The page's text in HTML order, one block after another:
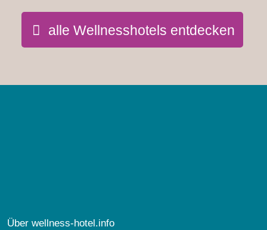
alle Wellnesshotels entdecken
Über wellness-hotel.info